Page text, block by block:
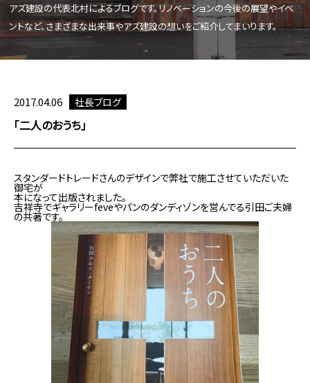
アズ建設の代表北村によるブログです。リノベーションの今後の展望やイベ
ントなど、さまざまな出来事やアズ建設の想いをご紹介してまいります。
2017.04.06 社長ブログ
「二人のおうち」
スタンダードトレードさんのデザインで弊社で施工させていただいた
御宅が
本になって出版されました。
吉祥寺でギャラリーfeveやパンのダンディゾンを営んでる引田ご夫婦
の共著です。